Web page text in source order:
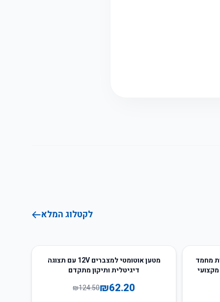
לקטלוג המלא
מחמד
50
מטען אוטומטי למצברים 12V עם תצוגה
דיגיטלית ותיקון מתקדם
₪62.20
₪124.50